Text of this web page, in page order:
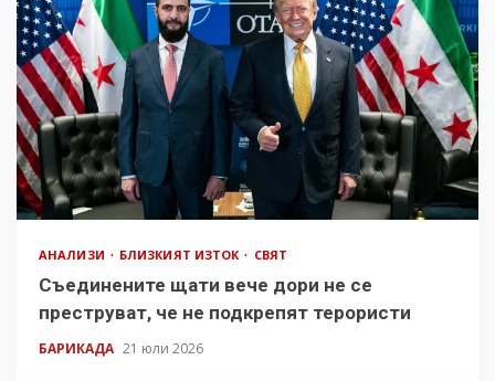
АНАЛИЗИ БЛИЗКИЯТ ИЗТОК СВЯТ
Съединените щати вече дори не се
преструват, че не подкрепят терористи
БАРИКАДА 21 юли 2026